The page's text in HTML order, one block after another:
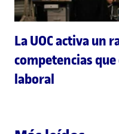
La UOC activa un
competencias
laboral